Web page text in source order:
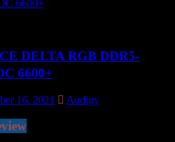
DELTA RGB DDR5-
6600+
16, 2021 Audigy